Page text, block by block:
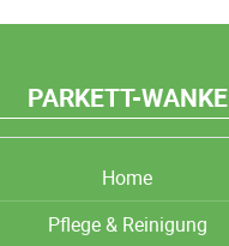
PARKETT-WANKE
Home
Pflege & Reinigung